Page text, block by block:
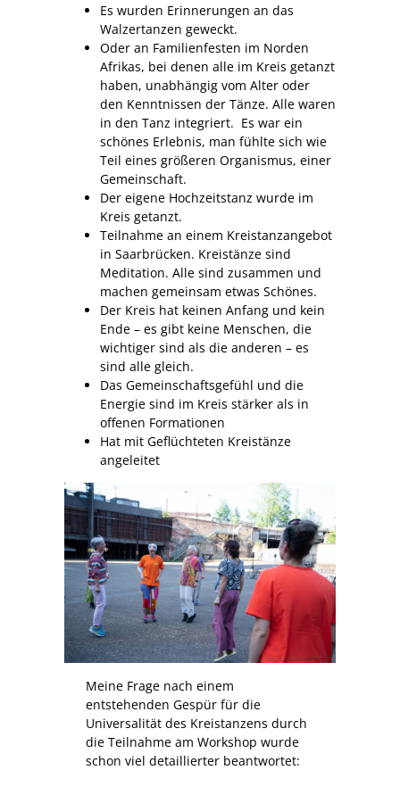
Es wurden Erinnerungen an das
Walzertanzen geweckt.
Oder an Familienfesten im Norden
Afrikas, bei denen alle im Kreis getanzt
haben, unabhängig vom Alter oder
den Kenntnissen der Tänze. Alle waren
in den Tanz integriert. Es war ein
schönes Erlebnis, man fühlte sich wie
Teil eines größeren Organismus, einer
Gemeinschaft.
Der eigene Hochzeitstanz wurde im
Kreis getanzt.
Teilnahme an einem Kreistanzangebot
in Saarbrücken. Kreistänze sind
Meditation. Alle sind zusammen und
machen gemeinsam etwas Schönes.
Der Kreis hat keinen Anfang und kein
Ende – es gibt keine Menschen, die
wichtiger sind als die anderen – es
sind alle gleich.
Das Gemeinschaftsgefühl und die
Energie sind im Kreis stärker als in
offenen Formationen
Hat mit Geflüchteten Kreistänze
angeleitet
Meine Frage nach einem
entstehenden Gespür für die
Universalität des Kreistanzens durch
die Teilnahme am Workshop wurde
schon viel detaillierter beantwortet: